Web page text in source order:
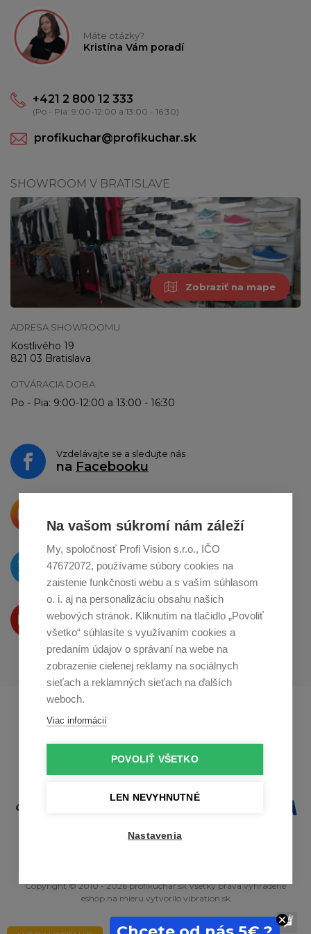
Máte otázky?
Kristína Vám poradí
+421 2 800 12 333
(Po - Pia: 9:00-12:00 a 13:00 - 16:30)
profikuchar@profikuchar.sk
SHOWROOM V BRATISLAVE
Zobraziť na mape
ADRESA SHOWROOMU
Kostlivého 19
821 03 Bratislava
OTVÁRACIA DOBA
Po - Pia: 9:00-12:00 a 13:00 - 16:30
Vzdelávajte se a sledujte nás
na Facebooku
o zdieľanie naInstagrame
O novinkách píšeme
naTwitteri
Produkty Vám predstavujeme
na Youtube
Profikuchař.cz
Copyright © 2010 - 2026 profikuchar.sk Všetky práva vyhradené
eshop na mieru vytvorilo vibration.sk
Na vašom súkromí nám záleží
My, spoločnosť Profi Vision s.r.o., IČO
47672072, používame súbory cookies na
zaistenie funkčnosti webu a s vaším súhlasom
o. i. aj na personalizáciu obsahu našich
webových stránok. Kliknutím na tlačidlo „Povoliť
všetko“ súhlasíte s využívaním cookies a
predaním údajov o správaní na webe na
zobrazenie cielenej reklamy na sociálnych
sieťach a reklamných sieťach na ďalších
weboch.
Viac informácií
POVOLIŤ VŠETKO
LEN NEVYHNUTNÉ
Nastavenia